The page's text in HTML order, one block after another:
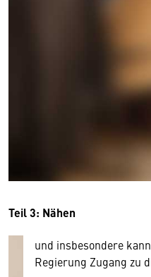
Teil 3: Nähen
Wir benötigen
Inhalt anzeigen.
Ihre Zustimmung, da
personenbezogene
und Nutzerverhalten
Diese Daten
und insbesondere
Regierung Zugang zu